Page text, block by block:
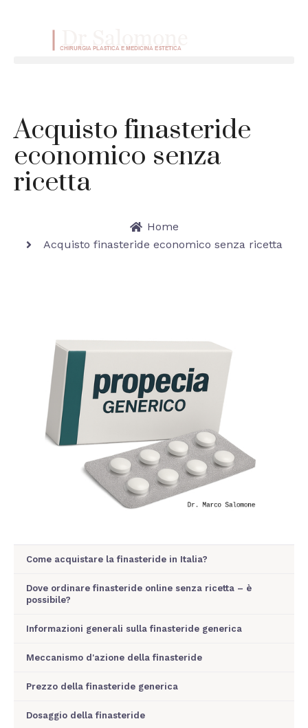
Acquisto finasteride
economico senza
ricetta
Home
Acquisto finasteride economico senza ricetta
Come acquistare la finasteride in Italia?
Dove ordinare finasteride online senza ricetta – è
possibile?
Informazioni generali sulla finasteride generica
Meccanismo d'azione della finasteride
Prezzo della finasteride generica
Dosaggio della finasteride